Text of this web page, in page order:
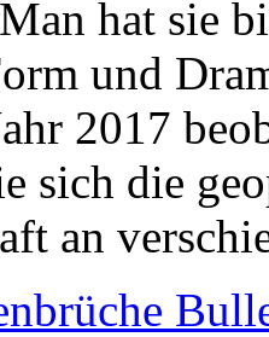
hat sie
und
2017
sich die
an